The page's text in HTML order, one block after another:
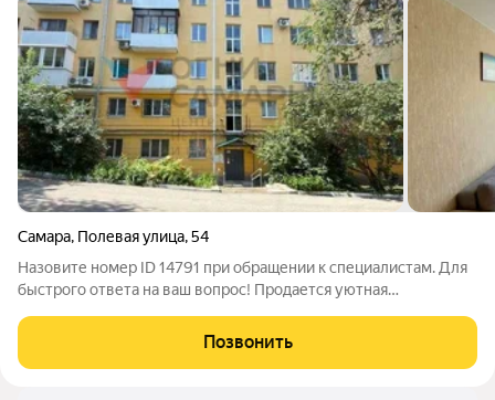
Самара, Полевая улица,54
Назовите номер ID 14791 при обращении к специалистам. Для
быстрого ответа на ваш вопрос! Продается уютная
Удобная транспортная развязка! Идеально для арендного
бизнеса и проживания! В шаговой
Позвонить